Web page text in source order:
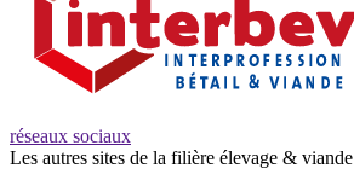
réseaux sociaux
Les autres sites de la filière élevage & viande